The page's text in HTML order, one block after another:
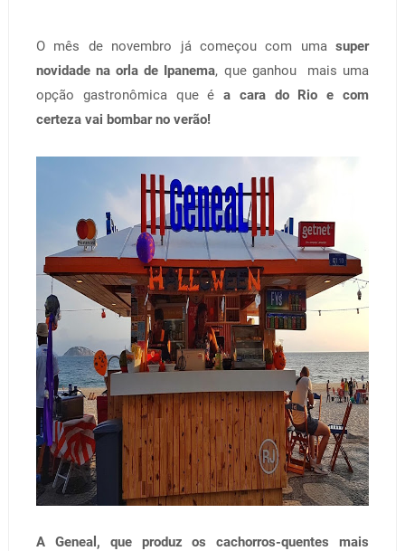
O mês de novembro já começou com umasuper
novidade na orla de Ipanema, que ganhou mais uma
opção gastronômica que é a cara do Rio e com
certeza vai bombar no verão!
A Geneal, que produz os cachorros-quentes mais